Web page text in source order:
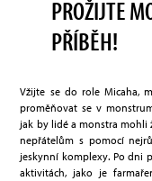
PROŽIJTE
PŘÍBĚH!
Vžijte se do role Micaha,
proměňovat se v
jak by lidé a monstra mohli
nepřátelům s pomocí
jeskynní komplexy. Po dni
aktivitách, jako je